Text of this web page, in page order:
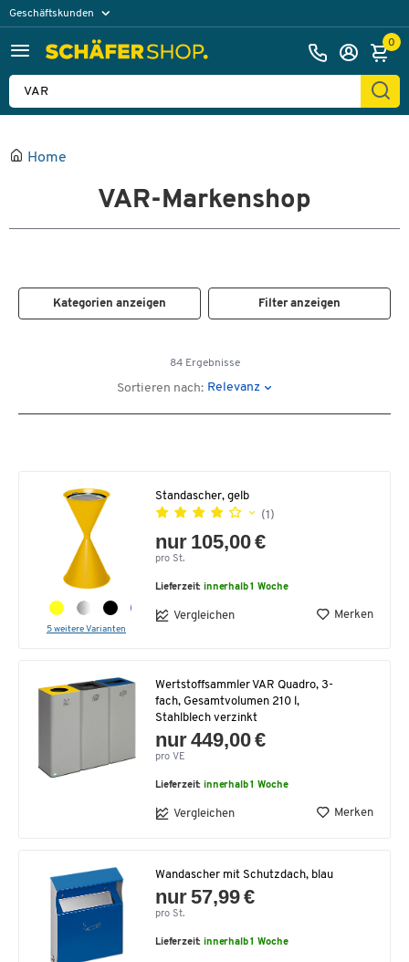
Geschäftskunden
0
Home
VAR-Markenshop
Kategorien anzeigen Filter anzeigen
84 Ergebnisse
Sortieren nach: Relevanz
5 weitere Varianten
Standascher, gelb
(1)
nur 105,00 €
pro St.
Lieferzeit:innerhalb 1 Woche
Vergleichen Merken
Wertstoffsammler VAR Quadro, 3-
fach, Gesamtvolumen 210 l,
Stahlblech verzinkt
nur 449,00 €
pro VE
Lieferzeit:innerhalb 1 Woche
Vergleichen Merken
Wandascher mit Schutzdach, blau
nur 57,99 €
pro St.
Lieferzeit:innerhalb 1 Woche